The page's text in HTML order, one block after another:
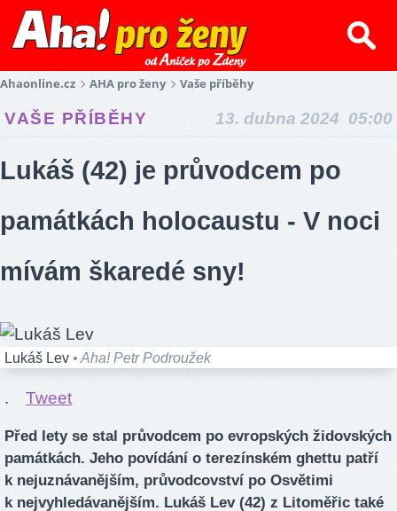
Ahaonline.cz AHA pro ženy Vaše příběhy
13. dubna 2024 05:00
VAŠE PŘÍBĚHY
Lukáš (42) je průvodcem po
památkách holocaustu - V noci
mívám škaredé sny!
Lukáš Lev • Aha! Petr Podroužek
. Tweet
Před lety se stal průvodcem po evropských židovských
památkách. Jeho povídání o terezínském ghettu patří
k nejuznávanějším, průvodcovství po Osvětimi
k nejvyhledávanějším. Lukáš Lev (42) z Litoměřic také